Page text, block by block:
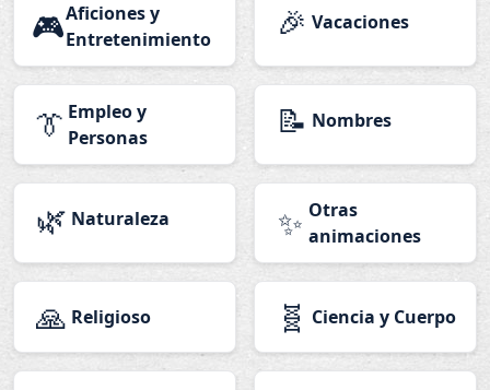
🎮Aficiones y
Entretenimiento
🎉 Vacaciones
👔 Empleo y
Personas
📝 Nombres
🌿 Naturaleza ✨ Otras
animaciones
🙏 Religioso 🧬 Ciencia y Cuerpo